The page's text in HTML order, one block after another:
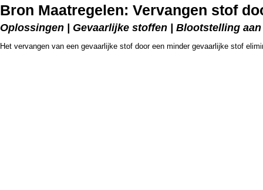
Bron Maatregelen: Vervangen stof
Oplossingen | Gevaarlijke stoffen | Blootstelling
Het vervangen van een gevaarlijke stof door een minder gevaarlijke stof